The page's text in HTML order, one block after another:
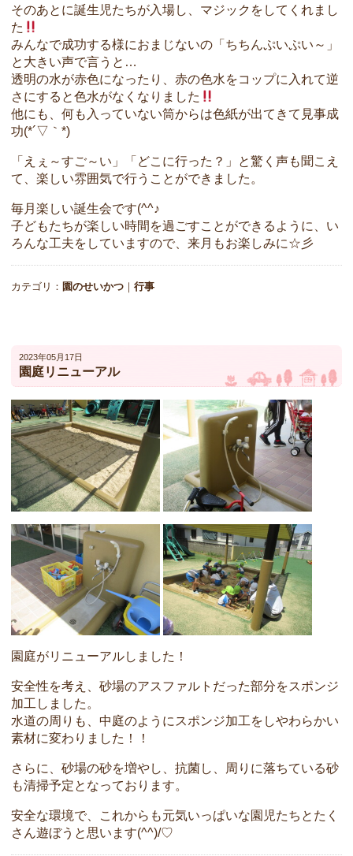
そのあとに誕生児たちが入場し、マジックをしてくれまし
た
みんなで成功する様におまじないの「ちちんぷいぷい～」
と大きい声で言うと…
透明の水が赤色になったり、赤の色水をコップに入れて逆
さにすると色水がなくなりました
他にも、何も入っていない筒からは色紙が出てきて見事成
功(*´▽｀*)
「えぇ～すご～い」「どこに行った？」と驚く声も聞こえ
て、楽しい雰囲気で行うことができました。
毎月楽しい誕生会です(^^♪
子どもたちが楽しい時間を過ごすことができるように、い
ろんな工夫をしていますので、来月もお楽しみに☆彡
カテゴリ： 園のせいかつ ｜ 行事
2023年05月17日
園庭リニューアル
園庭がリニューアルしました！
安全性を考え、砂場のアスファルトだった部分をスポンジ
加工しました。
水道の周りも、中庭のようにスポンジ加工をしやわらかい
素材に変わりました！！
さらに、砂場の砂を増やし、抗菌し、周りに落ちている砂
も清掃予定となっております。
安全な環境で、これからも元気いっぱいな園児たちとたく
さん遊ぼうと思います(^^)/♡